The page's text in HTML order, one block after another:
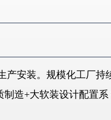
产安装。规模化工厂持
造+大软装设计配置系